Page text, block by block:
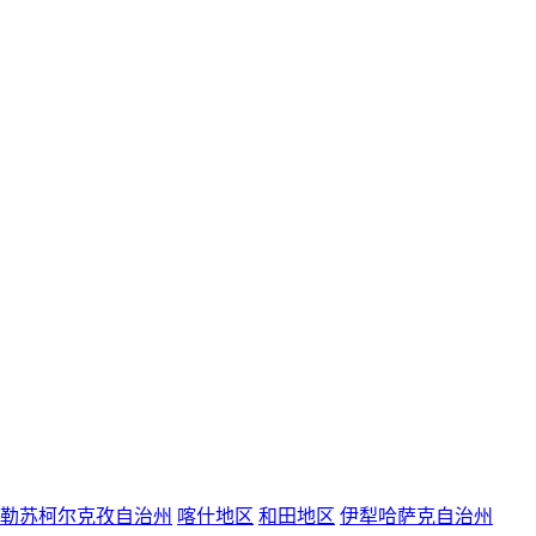
苏柯尔克孜自治州 喀什地区 和田地区 伊犁哈萨克自治州